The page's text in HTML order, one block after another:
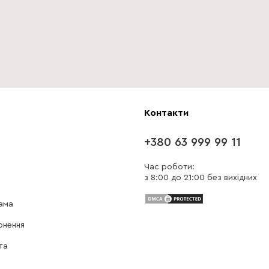
Контакти
+380 63 999 99 11
Час роботи:
з 8:00 до 21:00 без вихідних